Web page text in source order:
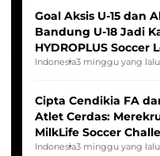
Goal Aksis U-15 dan
Bandung U-18 Jadi
HYDROPLUS Soccer
2025/2026
Indonesia3 minggu yang lalu
Cipta Cendikia FA
Atlet Cerdas:
MilkLife Soccer
HYDROPLUS Soccer
Indonesia3 minggu yang lalu